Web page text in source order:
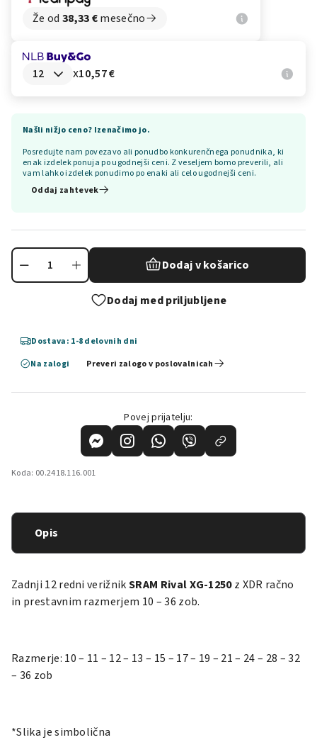
Že od 38,33€mesečno
x10,57 €
Našli nižjo ceno? Izenačimo jo.
Posredujte nam povezavo ali ponudbo konkurenčnega ponudnika, ki
enak izdelek ponuja po ugodnejši ceni. Z veseljem bomo preverili, ali
vam lahko izdelek ponudimo po enaki ali celo ugodnejši ceni.
Oddaj zahtevek
Dodaj v košarico
Dodaj med priljubljene
Dostava: 1-8 delovnih dni
Na zalogi
Preveri zalogo v poslovalnicah
Povej prijatelju:
Koda: 00.2418.116.001
Opis
Zadnji 12 redni verižnikSRAM Rival XG-1250z XDR račno
in prestavnim razmerjem 10 – 36 zob.
Razmerje: 10 – 11 – 12 – 13 – 15 – 17 – 19 – 21 – 24 – 28 – 32
– 36 zob
*Slika je simbolična